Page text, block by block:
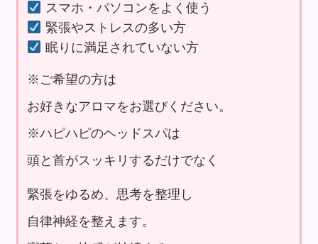
スマホ・パソコンをよく使う
緊張やストレスの多い方
眠りに満足されていない方
※ご希望の方は
お好きなアロマをお選びください。
※ハピハピのヘッドスパは
頭と首がスッキリするだけでなく
緊張をゆるめ、思考を整理し
自律神経を整えます。